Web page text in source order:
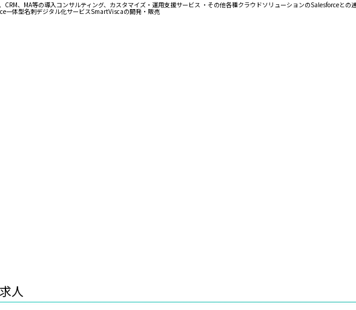
、MA等の導入コンサルティング、カスタマイズ・運用支援サービス ・その他各種クラウドソリューションのSalesforceと
一体型名刺デジタル化サービスSmartViscaの開発・販売
人